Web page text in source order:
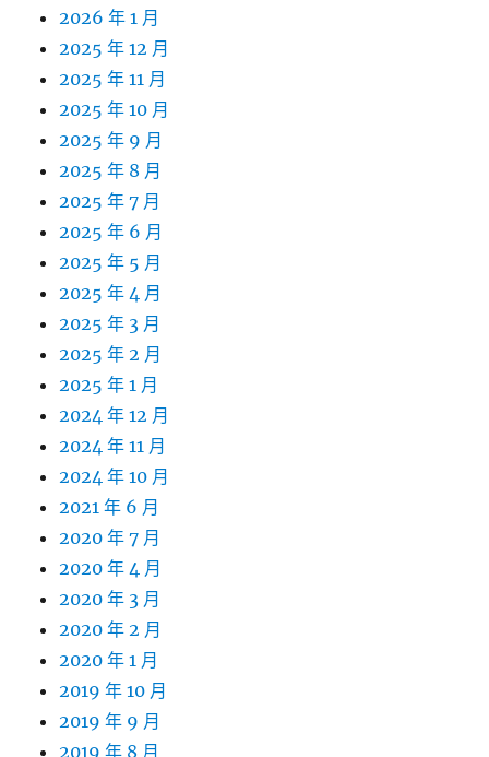
2026 年 1 月
2025 年 12 月
2025 年 11 月
2025 年 10 月
2025 年 9 月
2025 年 8 月
2025 年 7 月
2025 年 6 月
2025 年 5 月
2025 年 4 月
2025 年 3 月
2025 年 2 月
2025 年 1 月
2024 年 12 月
2024 年 11 月
2024 年 10 月
2021 年 6 月
2020 年 7 月
2020 年 4 月
2020 年 3 月
2020 年 2 月
2020 年 1 月
2019 年 10 月
2019 年 9 月
2019 年 8 月